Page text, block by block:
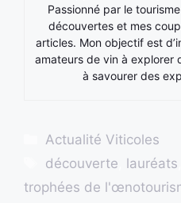
Passionné par le
découvertes et mes
articles. Mon objectif est
amateurs de vin à explorer
à savourer des
Catégories
Actualité Viticoles
Étiquettes
découverte lauréats
trophées de